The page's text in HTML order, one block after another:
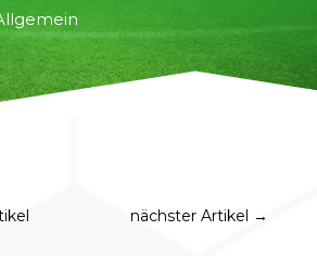
nächster Artikel →